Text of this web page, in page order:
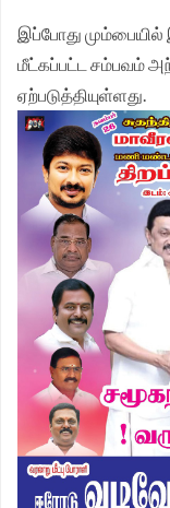
இப்போது மும்பையில்
மீட்கப்பட்ட சம்பவம்
ஏற்படுத்தியுள்ளது.